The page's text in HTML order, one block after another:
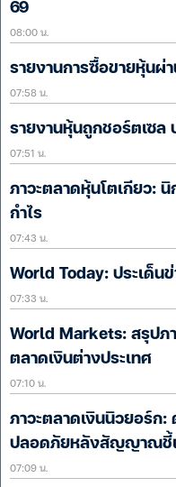
69
08:00 น.
รายงานการซื้อขายหุ้นผ่
07:58 น.
รายงานหุ้นถูกชอร์ตเซล
07:51 น.
ภาวะตลาดหุ้นโตเกียว:
กำไร
07:43 น.
World Today: ประเด็น
07:33 น.
World Markets: สรุปภ
ตลาดเงินต่างประเทศ
07:10 น.
ภาวะตลาดเงินนิวยอร์ก:
ปลอดภัยหลังสัญญาณชี้เ
07:09 น.